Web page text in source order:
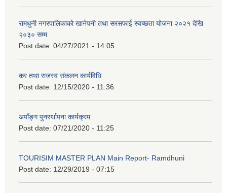
रामधुनी नगरपालिकाको खानेपनी तथा सरसफाई स्वच्छता योजना २०२१ देखि
२०३० सम्म
Post date: 04/27/2021 - 14:05
कर तथा राजस्व संकलन कार्यविधि
Post date: 12/15/2020 - 11:36
अपाँङ्ग पुनर्स्थापना कार्यक्रम
Post date: 07/21/2020 - 11:25
TOURISIM MASTER PLAN Main Report- Ramdhuni
Post date: 12/29/2019 - 07:15